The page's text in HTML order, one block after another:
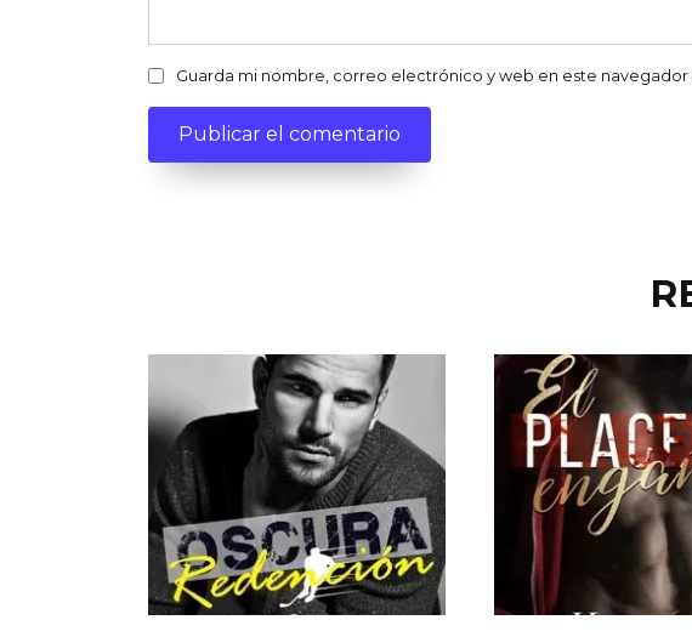
Guarda mi nombre, correo electrónico y web en este